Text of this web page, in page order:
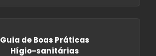
Guia de Boas Práticas
Hígio-sanitárias